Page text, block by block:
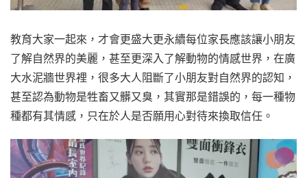
教育大家一起來，才會更盛大更永續每位家長應該讓小朋友
了解自然界的美麗，甚至更深入了解動物的情感世界，在廣
大水泥牆世界裡，很多大人阻斷了小朋友對自然界的認知，
甚至認為動物是牲畜又髒又臭，其實那是錯誤的，每一種物
種都有其情感，只在於人是否願用心對待來換取信任。